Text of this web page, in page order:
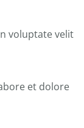
voluptate velit
et dolore